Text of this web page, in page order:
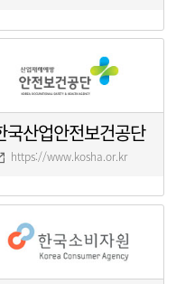
국산업안전보건공단
https://www.kosha.or.kr